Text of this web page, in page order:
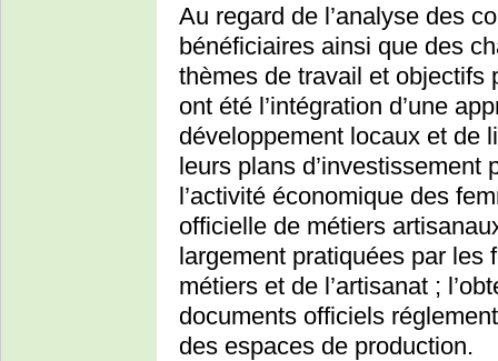
Au regard de l’analyse des
bénéficiaires ainsi que des
thèmes de travail et objectifs
ont été l’intégration d’une
développement locaux et de
leurs plans d’investissement
l’activité économique des
officielle de métiers
largement pratiquées par les
métiers et de l’artisanat ;
documents officiels
des espaces de production.